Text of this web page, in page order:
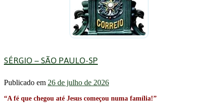
SÉRGIO – SÃO PAULO-SP
Publicado em 26 de julho de 2026
“A fé que chegou até Jesus começou numa família!”